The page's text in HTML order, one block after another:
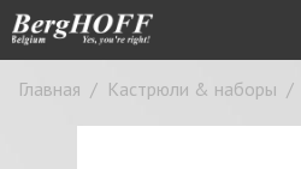
Главная / Кастрюли & наборы /